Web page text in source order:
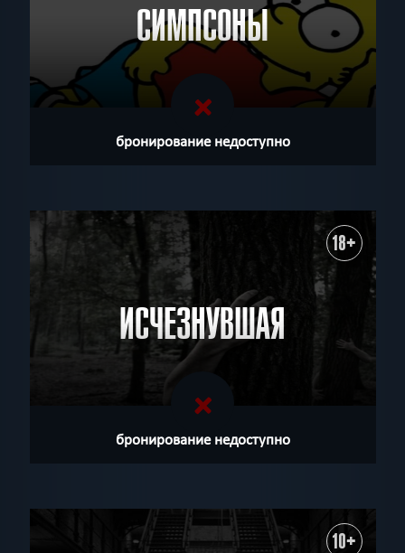
СИМПСОНЫ
бронирование недоступно
18+
ИСЧЕЗНУВШАЯ
бронирование недоступно
10+